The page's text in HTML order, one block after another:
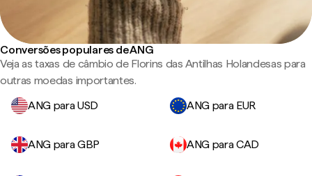
Conversões populares de ANG
Veja as taxas de câmbio de Florins das Antilhas Holandesas para
outras moedas importantes.
ANG para USD
ANG para EUR
ANG para GBP ANG para CAD